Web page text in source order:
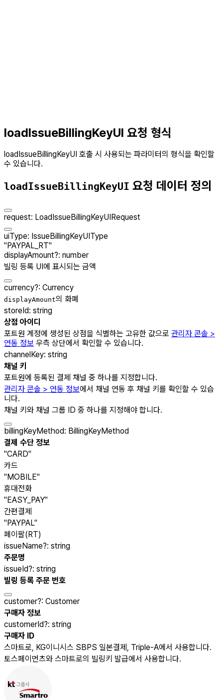
loadIssueBillingKeyUI 요청 형식
loadIssueBillingKeyUI 호출 시 사용되는 파라미터의 형식을 확인할
수 있습니다.
loadIssueBillingKeyUI 요청 데이터 정의
request: LoadIssueBillingKeyUIRequest
uiType: IssueBillingKeyUIType
"PAYPAL_RT"
displayAmount?: number
빌링 등록 UI에 표시되는 금액
currency?: Currency
displayAmount의 화폐
storeId: string
상점 아이디
포트원 계정에 생성된 상점을 식별하는 고유한 값으로 관리자 콘솔 >
연동 정보 우측 상단에서 확인할 수 있습니다.
channelKey: string
채널 키
포트원에 등록된 결제 채널 중 하나를 지정합니다.
관리자 콘솔 > 연동 정보에서 채널 연동 후 채널 키를 확인할 수 있습
니다.
채널 키와 채널 그룹 ID 중 하나를 지정해야 합니다.
billingKeyMethod: BillingKeyMethod
결제 수단 정보
"CARD"
카드
"MOBILE"
휴대전화
"EASY_PAY"
간편결제
"PAYPAL"
페이팔(RT)
issueName?: string
주문명
issueId?: string
빌링 등록 주문 번호
customer?: Customer
구매자 정보
customerId?: string
구매자 ID
스마트로, KG이니시스 SBPS 일본결제, Triple-A에서 사용합니다.
토스페이먼츠와 스마트로의 빌링키 발급에서 사용합니다.